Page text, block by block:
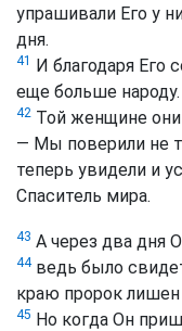
упрашивали Его у
дня.
41 И благодаря Его
еще больше народу.
42 Той женщине они
— Мы поверили не
теперь увидели и
Спаситель мира.
43 А через два дня
44ведь было
краю пророк лишен
45 Но когда Он